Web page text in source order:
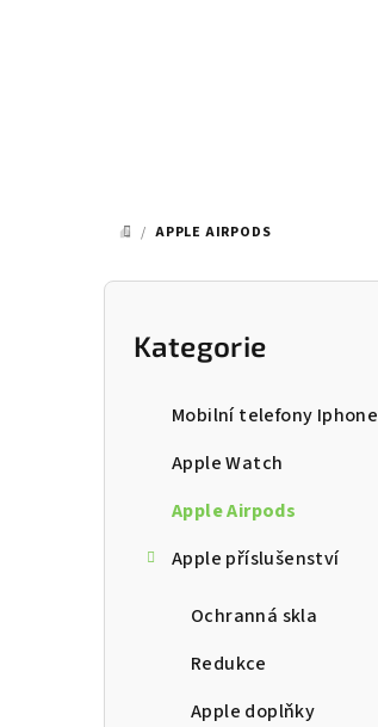
DOMŮ
/ APPLE AIRPODS
Přeskočit
kategorie
Kategorie
Mobilní telefony Iphone
Apple Watch
Apple Airpods
Apple příslušenství
Ochranná skla
Redukce
Apple doplňky